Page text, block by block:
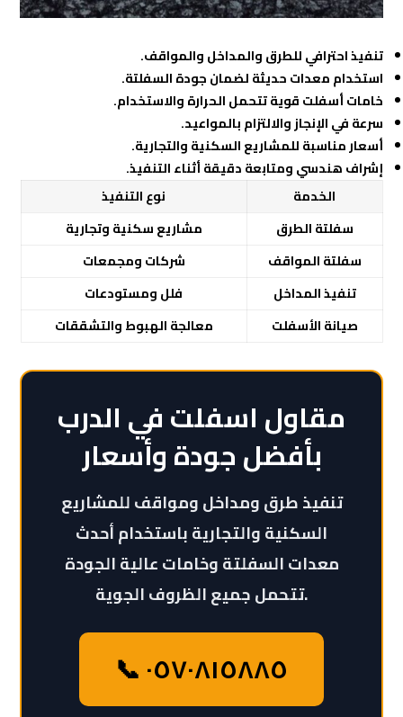
تنفيذ احترافي للطرق والمداخل والمواقف.
استخدام معدات حديثة لضمان جودة السفلتة.
خامات أسفلت قوية تتحمل الحرارة والاستخدام.
سرعة في الإنجاز والالتزام بالمواعيد.
أسعار مناسبة للمشاريع السكنية والتجارية.
إشراف هندسي ومتابعة دقيقة أثناء التنفيذ.
الخدمة
نوع التنفيذ
سفلتة الطرق
مشاريع سكنية وتجارية
سفلتة المواقف
شركات ومجمعات
تنفيذ المداخل
فلل ومستودعات
صيانة الأسفلت
معالجة الهبوط والتشققات
مقاول اسفلت في الدرب
بأفضل جودة وأسعار
تنفيذ طرق ومداخل ومواقف للمشاريع
السكنية والتجارية باستخدام أحدث
معدات السفلتة وخامات عالية الجودة
تتحمل جميع الظروف الجوية.
📞 ٠٥٧٠٨١٥٨٨٥